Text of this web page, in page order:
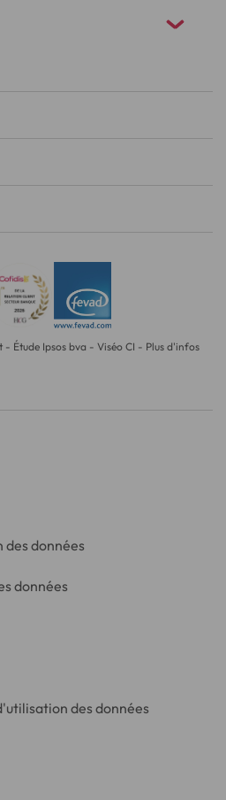
Étude Ipsos bva - Viséo CI - Plus d'infos
données
données
des données